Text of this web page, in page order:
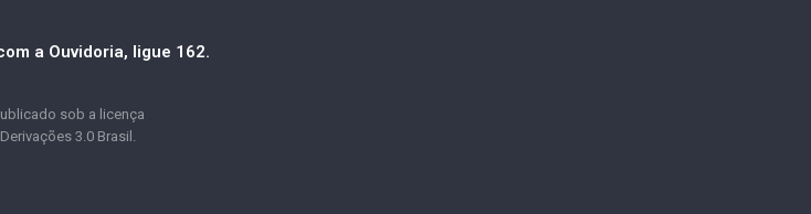
a Ouvidoria, ligue 162.
sob a licença
3.0 Brasil.